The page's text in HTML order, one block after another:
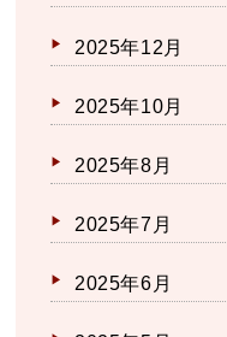
2025年12月
2025年10月
2025年8月
2025年7月
2025年6月